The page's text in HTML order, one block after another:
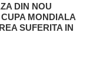
DIN NOU
MONDIALA
SUFERITA IN